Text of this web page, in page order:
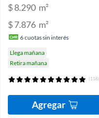
$ 8.290 m²
$ 7.876 m²
6cuotas sin interés
Llega mañana
Retira mañana
(118)
Agregar